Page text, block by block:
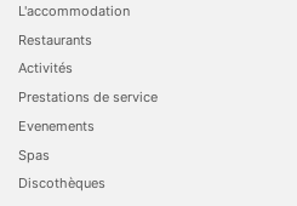
L'accommodation
Restaurants
Activités
Prestations de service
Evеnements
Spas
Discothèques